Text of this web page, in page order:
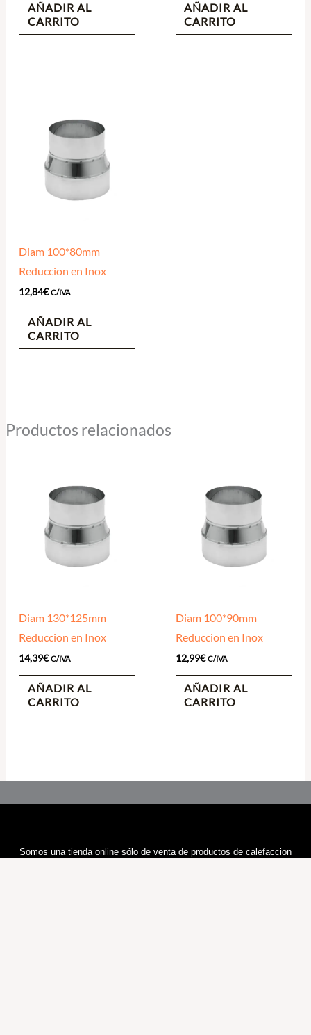
AÑADIR AL
CARRITO
AÑADIR AL
CARRITO
Diam 100*80mm
Reduccion en Inox
12,84€ C/IVA
AÑADIR AL
CARRITO
Productos relacionados
Diam 130*125mm
Reduccion en Inox
14,39€ C/IVA
AÑADIR AL
CARRITO
Diam 100*90mm
Reduccion en Inox
12,99€ C/IVA
AÑADIR AL
CARRITO
Somos una tienda online sólo de venta de productos de calefaccion